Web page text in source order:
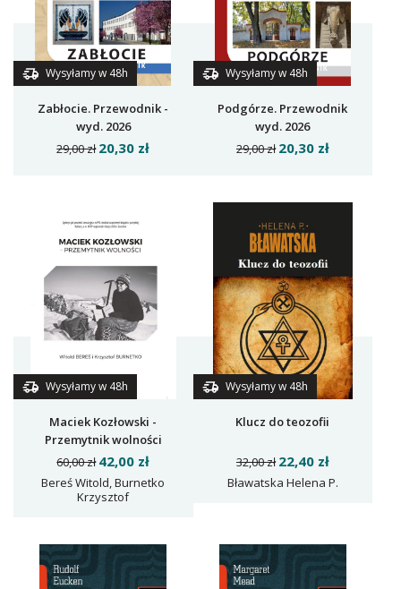
Wysyłamy w 48h
Zabłocie. Przewodnik -
wyd. 2026
29,00 zł 20,30 zł
Wysyłamy w 48h
Podgórze. Przewodnik
wyd. 2026
29,00 zł 20,30 zł
Wysyłamy w 48h
Maciek Kozłowski -
Przemytnik wolności
60,00 zł 42,00 zł
Bereś Witold, Burnetko
Krzysztof
Wysyłamy w 48h
Klucz do teozofii
32,00 zł 22,40 zł
Bławatska Helena P.